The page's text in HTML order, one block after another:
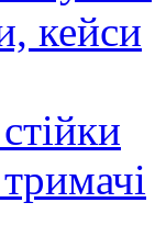
кейси